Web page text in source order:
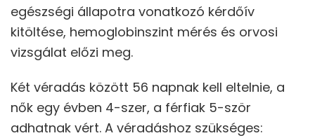
egészségi állapotra vonatkozó kérdőív
kitöltése, hemoglobinszint mérés és orvosi
vizsgálat előzi meg.
Két véradás között 56 napnak kell eltelnie, a
nők egy évben 4-szer, a férfiak 5-ször
adhatnak vért. A véradáshoz szükséges: